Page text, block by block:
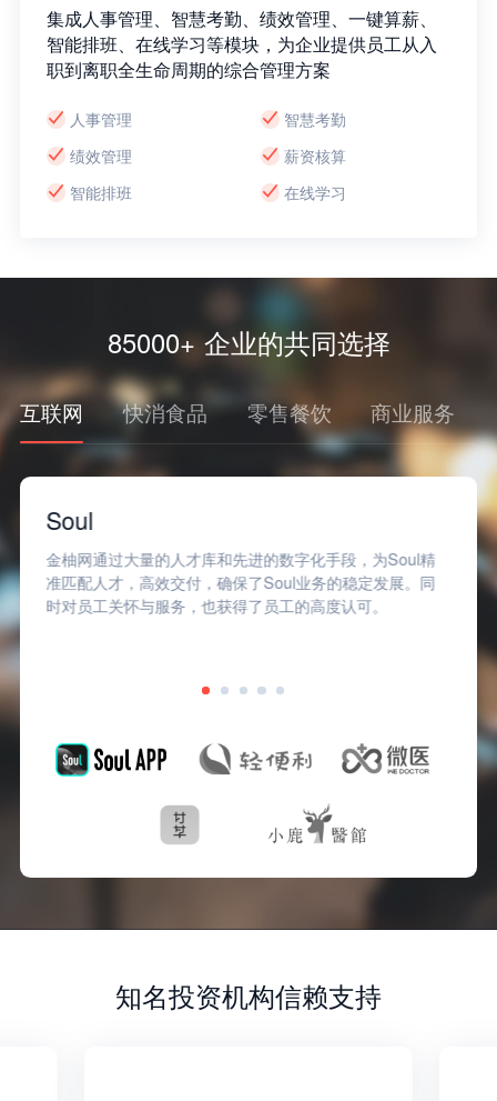
集成人事管理、智慧考勤、绩效管理、一键算薪、
智能排班、在线学习等模块，为企业提供员工从入
职到离职全生命周期的综合管理方案
人事管理
智慧考勤
绩效管理
薪资核算
智能排班
在线学习
85000+ 企业的共同选择
互联网 快消食品 零售餐饮 商业服务
Soul
金柚网通过大量的人才库和先进的数字化手段，为Soul精
准匹配人才，高效交付，确保了Soul业务的稳定发展。同
时对员工关怀与服务，也获得了员工的高度认可。
知名投资机构信赖支持